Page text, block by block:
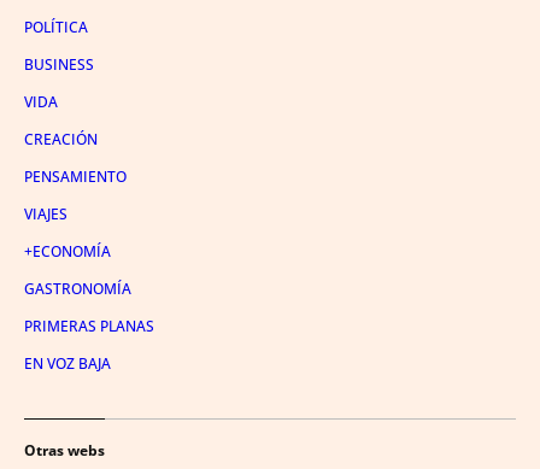
POLÍTICA
BUSINESS
VIDA
CREACIÓN
PENSAMIENTO
VIAJES
+ECONOMÍA
GASTRONOMÍA
PRIMERAS PLANAS
EN VOZ BAJA
Otras webs